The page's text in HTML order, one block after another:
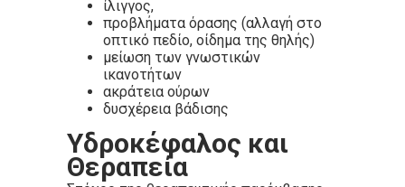
ίλιγγος,
προβλήματα όρασης (αλλαγή στο
οπτικό πεδίο, οίδημα της θηλής)
μείωση των γνωστικών
ικανοτήτων
ακράτεια ούρων
δυσχέρεια βάδισης
Υδροκέφαλος και
Θεραπεία